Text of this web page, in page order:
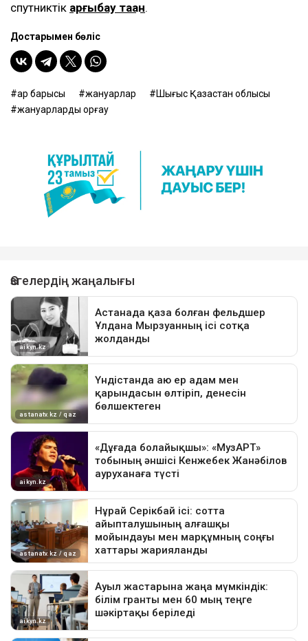
спутниктік қарғыбау таққан.
Достарыңмен бөліс
қар барысы жануарлар
Шығыс Қазақстан облысы
жануарларды қорғау